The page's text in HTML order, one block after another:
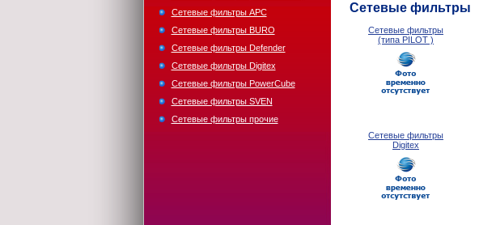
Сетевые фильтры
Сетевые фильтры
(типа PILOT )
Сетевые фильтры
Digitex
Сетевые фильтры APC
Сетевые фильтры BURO
Сетевые фильтры Defender
Сетевые фильтры Digitex
Сетевые фильтры PowerCube
Сетевые фильтры SVEN
Сетевые фильтры прочие